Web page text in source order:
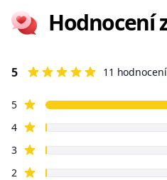
Hodnocení
5
11 hodnocení
Review data
5hvězdné recenze
4hvězdné recenze
3hvězdné recenze
2hvězdné recenze